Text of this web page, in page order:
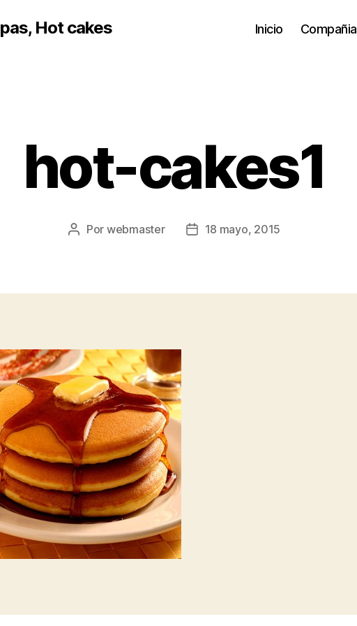
Hot cakes Inicio Compañia
hot-cakes1
Autor
Por webmaster
Fecha18 mayo, 2015